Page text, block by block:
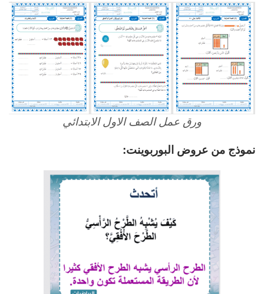
ورق عمل الصف الاول الابتدائي
نموذج من عروض البوربوينت: